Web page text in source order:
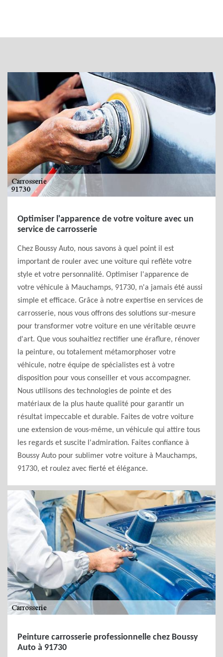
Optimiser l'apparence de votre voiture avec un
service de carrosserie
Chez Boussy Auto, nous savons à quel point il est
important de rouler avec une voiture qui reflète votre
style et votre personnalité. Optimiser l'apparence de
votre véhicule à Mauchamps, 91730, n'a jamais été aussi
simple et efficace. Grâce à notre expertise en services de
carrosserie, nous vous offrons des solutions sur-mesure
pour transformer votre voiture en une véritable œuvre
d'art. Que vous souhaitiez rectifier une éraflure, rénover
la peinture, ou totalement métamorphoser votre
véhicule, notre équipe de spécialistes est à votre
disposition pour vous conseiller et vous accompagner.
Nous utilisons des technologies de pointe et des
matériaux de la plus haute qualité pour garantir un
résultat impeccable et durable. Faites de votre voiture
une extension de vous-même, un véhicule qui attire tous
les regards et suscite l'admiration. Faites confiance à
Boussy Auto pour sublimer votre voiture à Mauchamps,
91730, et roulez avec fierté et élégance.
Peinture carrosserie professionnelle chez Boussy
Auto à 91730